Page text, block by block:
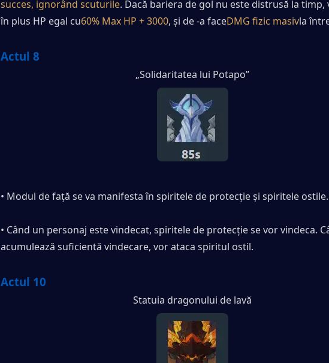
succes, ignorând scuturile. Dacă bariera de gol nu este distrusă la timp,
în plus HP egal cu60% Max HP + 3000, și de -a faceDMG fizic masivla
Actul 8
„Solidaritatea lui Potapo”
• Modul de față se va manifesta în spiritele de protecție și spiritele ostile.
• Când un personaj este vindecat, spiritele de protecție se vor vindeca.
acumulează suficientă vindecare, vor ataca spiritul ostil.
Actul 10
Statuia dragonului de lavă